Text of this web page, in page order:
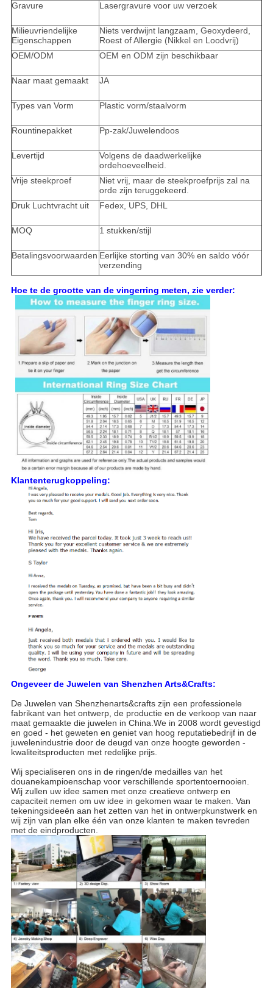
Gravure
Lasergravure voor uw verzoek
Milieuvriendelijke
Eigenschappen
Niets verdwijnt langzaam, Geoxydeerd,
Roest of Allergie (Nikkel en Loodvrij)
OEM/ODM
OEM en ODM zijn beschikbaar
Naar maat gemaakt JA
Types van Vorm Plastic vorm/staalvorm
Rountinepakket Pp-zak/Juwelendoos
Levertijd
Volgens de daadwerkelijke
ordehoeveelheid.
Vrije steekproef
Niet vrij, maar de steekproefprijs zal na
orde zijn teruggekeerd.
Druk Luchtvracht uit
Fedex, UPS, DHL
MOQ 1 stukken/stijl
Betalingsvoorwaarden Eerlijke storting van 30% en saldo vóór
verzending
Hoe te de grootte van de vingerring meten, zie verder:
Klantenterugkoppeling:
Ongeveer de Juwelen van Shenzhen Arts&Crafts:
De Juwelen van Shenzhenarts&crafts zijn een professionele
fabrikant van het ontwerp, de productie en de verkoop van naar
maat gemaakte die juwelen in China.We in 2008 wordt gevestigd
en goed - het geweten en geniet van hoog reputatiebedrijf in de
juwelenindustrie door de deugd van onze hoogte geworden -
kwaliteitsproducten met redelijke prijs.
Wij specialiseren ons in de ringen/de medailles van het
douanekampioenschap voor verschillende sportentoernooien.
Wij zullen uw idee samen met onze creatieve ontwerp en
capaciteit nemen om uw idee in gekomen waar te maken. Van
tekeningsideeën aan het zetten van het in ontwerpkunstwerk en
wij zijn van plan elke één van onze klanten te maken tevreden
met de eindproducten.